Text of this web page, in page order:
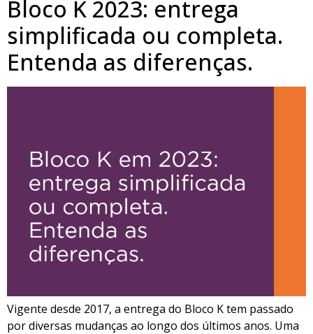
Bloco K 2023: entrega
simplificada ou completa.
Entenda as diferenças.
Vigente desde 2017, a entrega do Bloco K tem passado
por diversas mudanças ao longo dos últimos anos. Uma